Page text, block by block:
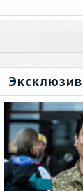
Эксклюзив